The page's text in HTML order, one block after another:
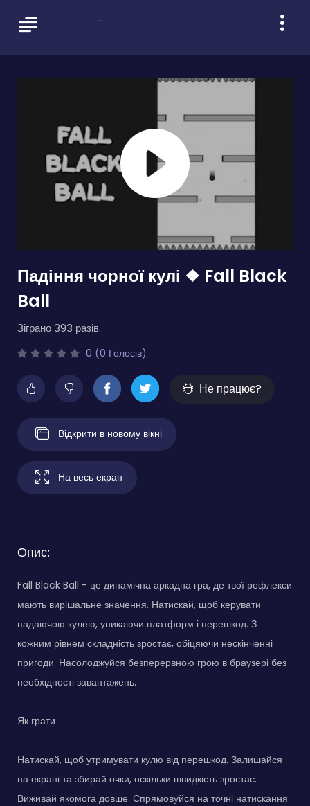
Падіння чорної кулі ❖ Fall Black
Ball
Зіграно 393 разів.
0 (0 Голосів)
Не працює?
Відкрити в новому вікні
На весь екран
Опис:
Fall Black Ball - це динамічна аркадна гра, де твої рефлекси
мають вирішальне значення. Натискай, щоб керувати
падаючою кулею, уникаючи платформ і перешкод. З
кожним рівнем складність зростає, обіцяючи нескінченні
пригоди. Насолоджуйся безперервною грою в браузері без
необхідності завантажень.
Як грати
Натискай, щоб утримувати кулю від перешкод. Залишайся
на екрані та збирай очки, оскільки швидкість зростає.
Виживай якомога довше. Спрямовуйся на точні натискання